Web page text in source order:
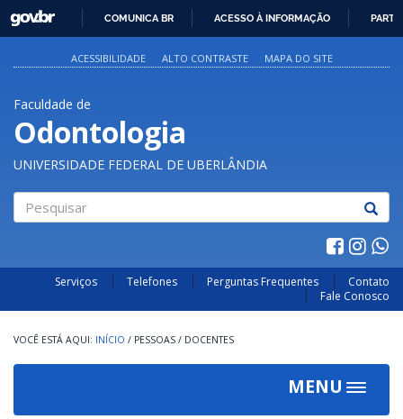
PARA
O
GOVBR
COMUNICA BR ACESSO À INFORMAÇÃO
ACESSIBILIDADE ALTO CONTRASTE MAPA DO SITE
Faculdade de
Odontologia
UNIVERSIDADE FEDERAL DE UBERLÂNDIA
Serviços Telefones Perguntas Frequentes
Contato
Fale Conosco
INÍCIO / PESSOAS / DOCENTES
MENU
Toggle